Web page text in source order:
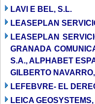
LAVI E BEL, S.L.
LEASEPLAN
LEASEPLAN
GRANADA
S.A., ALPHABET
GILBERTO
LEFEBVRE- EL
LEICA